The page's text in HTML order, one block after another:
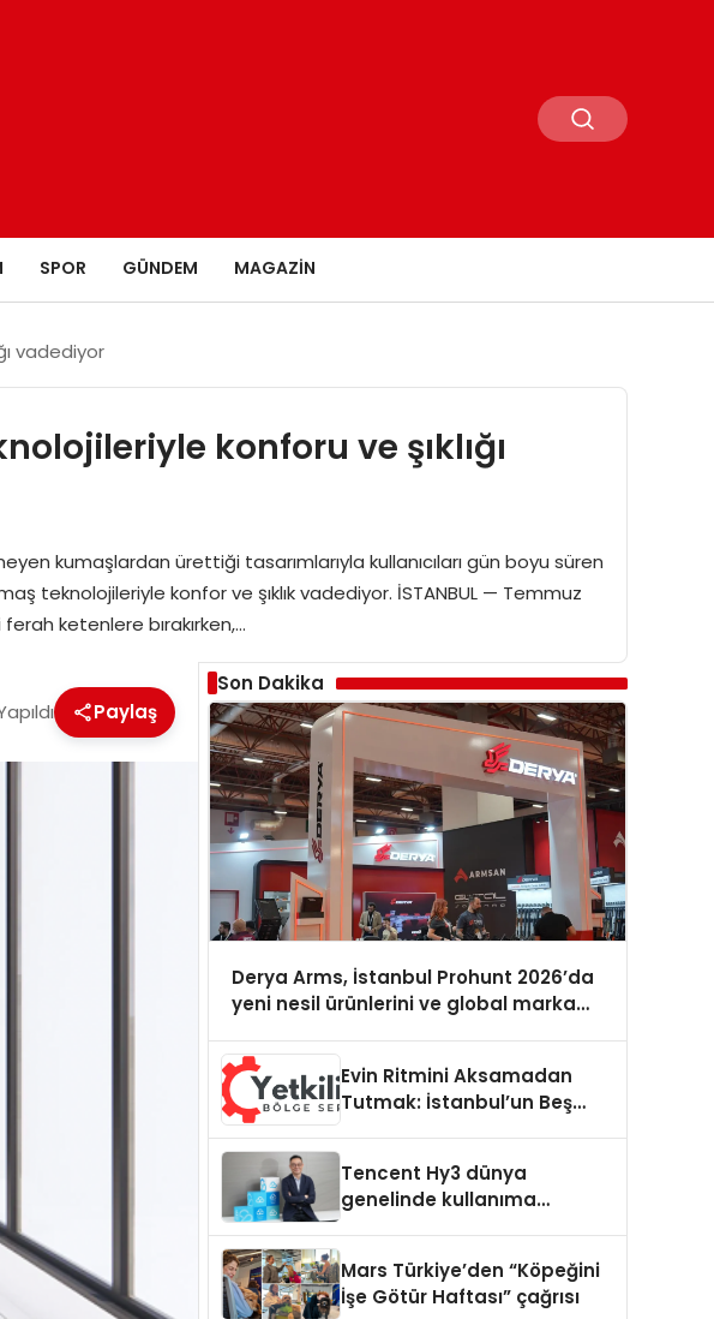
SPOR GÜNDEM MAGAZIN
vadediyor
konforu ve şıklığı
kumaşlardan ürettiği tasarımlarıyla kullanıcıları gün boyu süren
teknolojileriyle konfor ve şıklık vadediyor. İSTANBUL — Temmuz
ketenlere bırakırken,…
Paylaş
Son Dakika
Derya Arms, İstanbul Prohunt 2026’da
yeni nesil ürünlerini ve global marka
Evin Ritmini Aksamadan
Tutmak: İstanbul’un Beş
Tencent Hy3 dünya
genelinde kullanıma
Mars Türkiye’den “Köpeğini
İşe Götür Haftası” çağrısı